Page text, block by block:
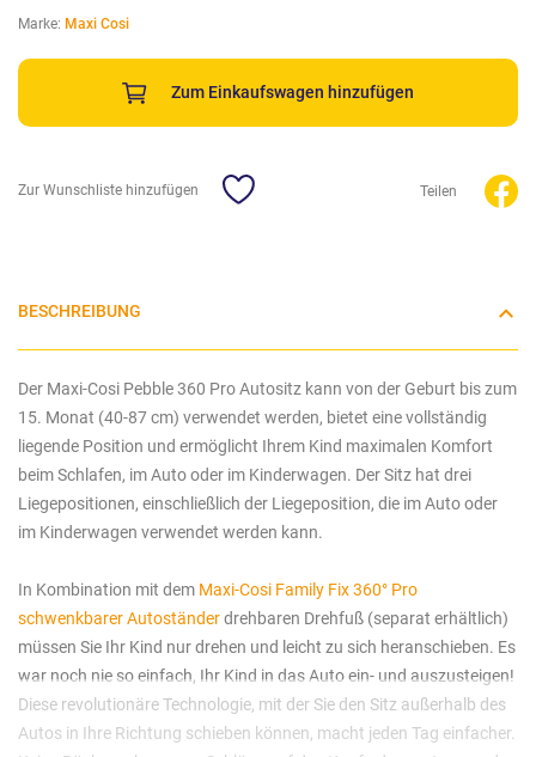
Marke: Maxi Cosi
Zum Einkaufswagen hinzufügen
Zur Wunschliste hinzufügen Teilen
BESCHREIBUNG
Der Maxi-Cosi Pebble 360 Pro Autositz kann von der Geburt bis zum
15. Monat (40-87 cm) verwendet werden, bietet eine vollständig
liegende Position und ermöglicht Ihrem Kind maximalen Komfort
beim Schlafen, im Auto oder im Kinderwagen. Der Sitz hat drei
Liegepositionen, einschließlich der Liegeposition, die im Auto oder
im Kinderwagen verwendet werden kann.
In Kombination mit dem Maxi-Cosi Family Fix 360° Pro
schwenkbarer Autoständerdrehbaren Drehfuß (separat erhältlich)
müssen Sie Ihr Kind nur drehen und leicht zu sich heranschieben. Es
war noch nie so einfach, Ihr Kind in das Auto ein- und auszusteigen!
Diese revolutionäre Technologie, mit der Sie den Sitz außerhalb des
Autos in Ihre Richtung schieben können, macht jeden Tag einfacher.